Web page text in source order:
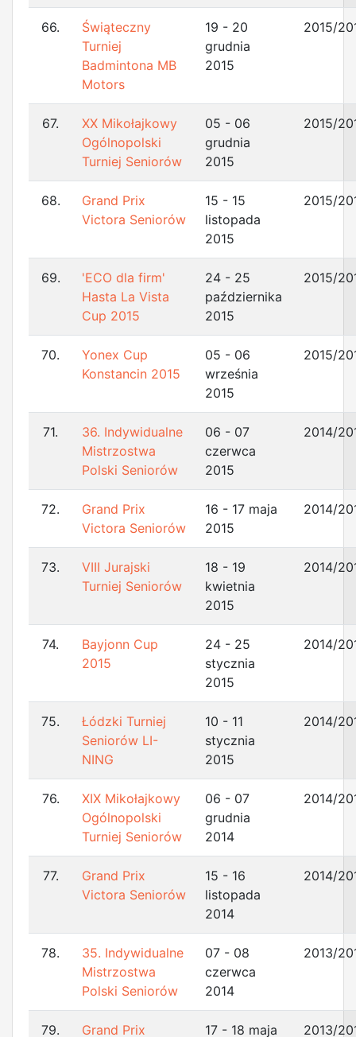
66.
Świąteczny
Turniej
Badmintona MB
Motors
19 - 20
grudnia
2015
2015/
67.
XX Mikołajkowy
Ogólnopolski
Turniej Seniorów
05 - 06
grudnia
2015
2015/
68.
Grand Prix
Victora Seniorów
15 - 15
listopada
2015
2015/
69.
'ECO dla firm'
Hasta La Vista
Cup 2015
24 - 25
października
2015
2015/
70.
Yonex Cup
Konstancin 2015
05 - 06
września
2015
2015/
71.
36. Indywidualne
Mistrzostwa
Polski Seniorów
06 - 07
czerwca
2015
2014/
72.
Grand Prix
Victora Seniorów
16 - 17 maja
2015
2014/
73.
VIII Jurajski
Turniej Seniorów
18 - 19
kwietnia
2015
2014/
74.
Bayjonn Cup
2015
24 - 25
stycznia
2015
2014/
75.
Łódzki Turniej
Seniorów LI-
NING
10 - 11
stycznia
2015
2014/
76.
XIX Mikołajkowy
Ogólnopolski
Turniej Seniorów
06 - 07
grudnia
2014
2014/
77.
Grand Prix
Victora Seniorów
15 - 16
listopada
2014
2014/
78.
35. Indywidualne
Mistrzostwa
Polski Seniorów
07 - 08
czerwca
2014
2013/
79. Grand Prix 17 - 18 maja 2013/